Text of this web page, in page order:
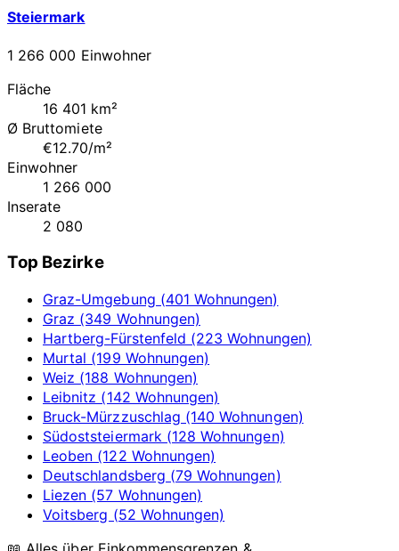
Steiermark
1 266 000 Einwohner
Fläche
16 401 km²
Ø Bruttomiete
€12.70/m²
Einwohner
1 266 000
Inserate
2 080
Top Bezirke
Graz-Umgebung (401 Wohnungen)
Graz (349 Wohnungen)
Hartberg-Fürstenfeld (223 Wohnungen)
Murtal (199 Wohnungen)
Weiz (188 Wohnungen)
Leibnitz (142 Wohnungen)
Bruck-Mürzzuschlag (140 Wohnungen)
Südoststeiermark (128 Wohnungen)
Leoben (122 Wohnungen)
Deutschlandsberg (79 Wohnungen)
Liezen (57 Wohnungen)
Voitsberg (52 Wohnungen)